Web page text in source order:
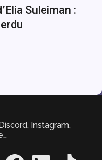
Suleiman :
Instagram,
FacebookLinkedIn TikTok